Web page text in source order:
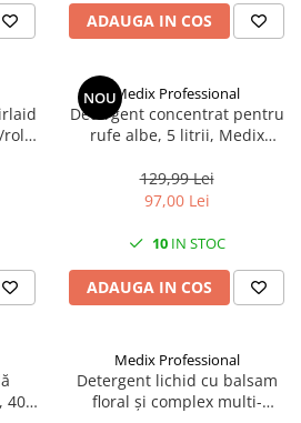
din lemn
ADAUGA IN COS
rola
NOUMedix Professional
Detergent concentrat pentru
rufe albe, 5 litrii, Medix
129,99 Lei
97,00 Lei
10IN STOC
ADAUGA IN COS
40
Medix Professional
Detergent lichid cu balsam
floral și complex multi-